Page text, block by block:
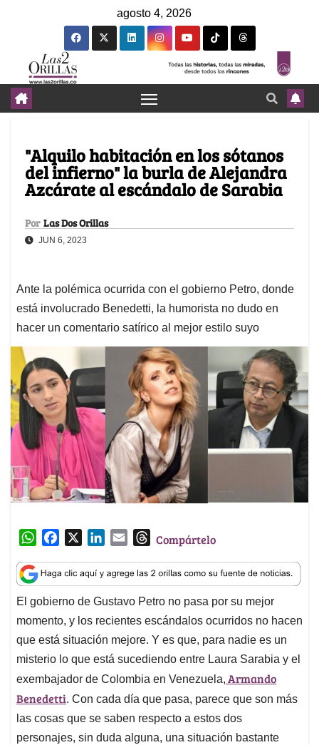
agosto 4, 2026
"Alquilo habitación en los sótanos
del infierno" la burla de Alejandra
Azcárate al escándalo de Sarabia
Por Las Dos Orillas
JUN 6, 2023
Ante la polémica ocurrida con el gobierno Petro, donde
está involucrado Benedetti, la humorista no dudo en
hacer un comentario satírico al mejor estilo suyo
W
a
t
s
A
p
p
c
e
b
o
o
k
n
k
e
d
I
n
a
i
l
T
r
e
a
d
s
Compártelo
El gobierno de Gustavo Petro no pasa por su mejor
momento, y los recientes escándalos ocurridos no hacen
que está situación mejore. Y es que, para nadie es un
misterio lo que está sucediendo entre Laura Sarabia y el
exembajador de Colombia en Venezuela, Armando
Benedetti. Con cada día que pasa, parece que son más
las cosas que se saben respecto a estos dos
personajes, sin duda alguna, una situación bastante